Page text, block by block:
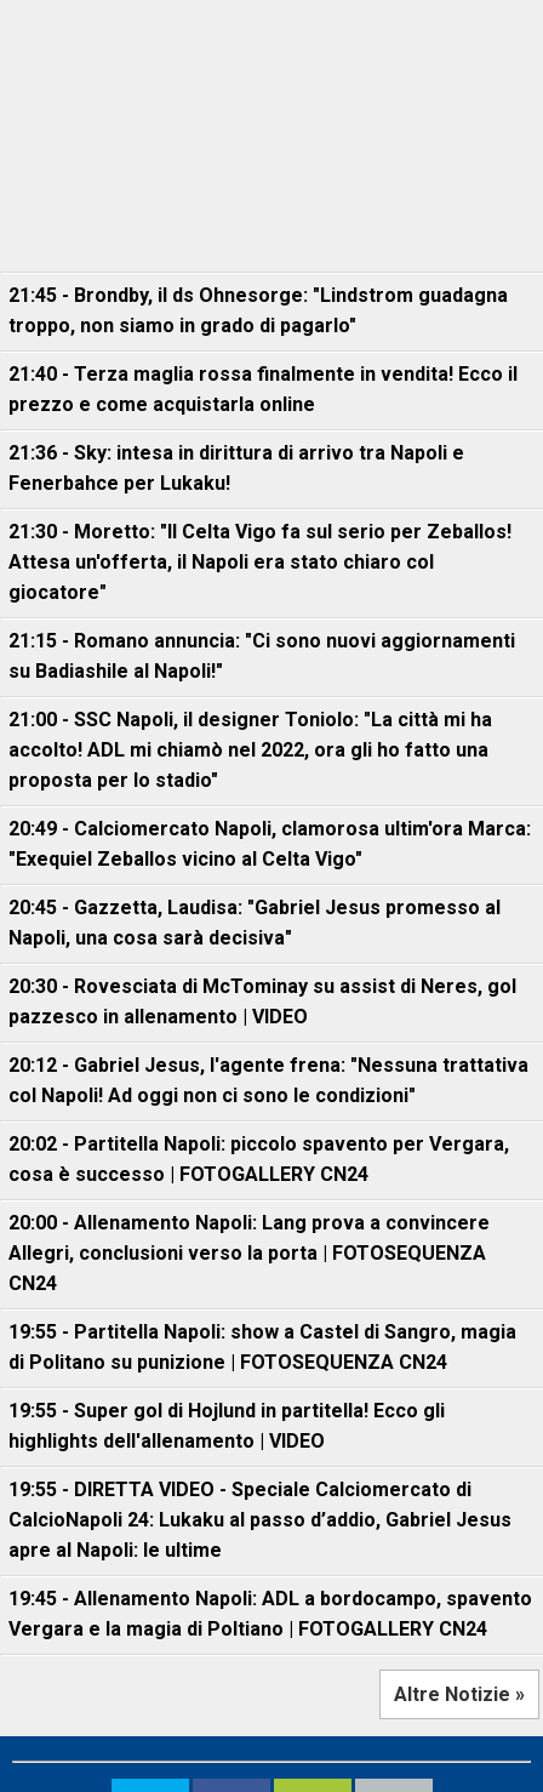
21:45 - Brondby, il ds Ohnesorge: "Lindstrom guadagna
troppo, non siamo in grado di pagarlo"
21:40 - Terza maglia rossa finalmente in vendita! Ecco il
prezzo e come acquistarla online
21:36 - Sky: intesa in dirittura di arrivo tra Napoli e
Fenerbahce per Lukaku!
21:30 - Moretto: "Il Celta Vigo fa sul serio per Zeballos!
Attesa un'offerta, il Napoli era stato chiaro col
giocatore"
21:15 - Romano annuncia: "Ci sono nuovi aggiornamenti
su Badiashile al Napoli!"
21:00 - SSC Napoli, il designer Toniolo: "La città mi ha
accolto! ADL mi chiamò nel 2022, ora gli ho fatto una
proposta per lo stadio"
20:49 - Calciomercato Napoli, clamorosa ultim'ora Marca:
"Exequiel Zeballos vicino al Celta Vigo"
20:45 - Gazzetta, Laudisa: "Gabriel Jesus promesso al
Napoli, una cosa sarà decisiva"
20:30 - Rovesciata di McTominay su assist di Neres, gol
pazzesco in allenamento | VIDEO
20:12 - Gabriel Jesus, l'agente frena: "Nessuna trattativa
col Napoli! Ad oggi non ci sono le condizioni"
20:02 - Partitella Napoli: piccolo spavento per Vergara,
cosa è successo | FOTOGALLERY CN24
20:00 - Allenamento Napoli: Lang prova a convincere
Allegri, conclusioni verso la porta | FOTOSEQUENZA
CN24
19:55 - Partitella Napoli: show a Castel di Sangro, magia
di Politano su punizione | FOTOSEQUENZA CN24
19:55 - Super gol di Hojlund in partitella! Ecco gli
highlights dell'allenamento | VIDEO
19:55 - DIRETTA VIDEO - Speciale Calciomercato di
CalcioNapoli 24: Lukaku al passo d’addio, Gabriel Jesus
apre al Napoli: le ultime
19:45 - Allenamento Napoli: ADL a bordocampo, spavento
Vergara e la magia di Poltiano | FOTOGALLERY CN24
Altre Notizie »